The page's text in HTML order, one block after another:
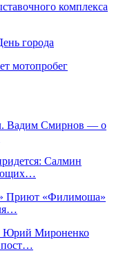
комплекса
города
мотопробег
Вадим Смирнов — о
Салмин
Приют «Филимоша»
Юрий Мироненко
пост…